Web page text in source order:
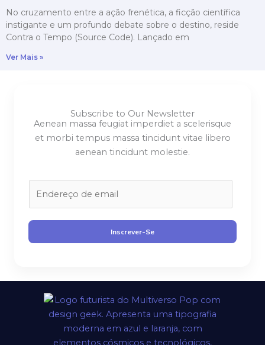
No cruzamento entre a ação frenética, a ficção científica
instigante e um profundo debate sobre o destino, reside
Contra o Tempo (Source Code). Lançado em
Ver Mais »
Subscribe to Our Newsletter
Aenean massa feugiat imperdiet a scelerisque
et morbi tempus massa tincidunt vitae libero
aenean tincidunt molestie.
l
Inscrever-Se